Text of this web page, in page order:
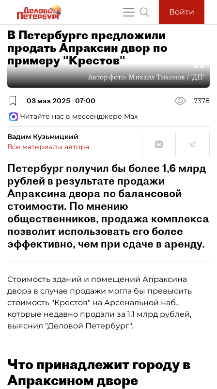
Войти
В Петербурге предложили
продать Апраксин двор по
примеру "Крестов"
Автор фото:Михаил Тихонов / "ДП"
03 мая 2025 07:00
7378
Читайте нас в мессенджере Max
Вадим Кузьмицкий
Все материалы автора
Петербург получил бы более 1,6 млрд
рублей в результате продажи
Апраксина двора по балансовой
стоимости. По мнению
общественников, продажа комплекса
позволит использовать его более
эффективно, чем при сдаче в аренду.
Стоимость зданий и помещений Апраксина
двора в случае продажи могла бы превысить
стоимость "Крестов" на Арсенальной наб.,
которые недавно продали за 1,1 млрд рублей,
выяснил "Деловой Петербург".
Что принадлежит городу в
Апраксином дворе